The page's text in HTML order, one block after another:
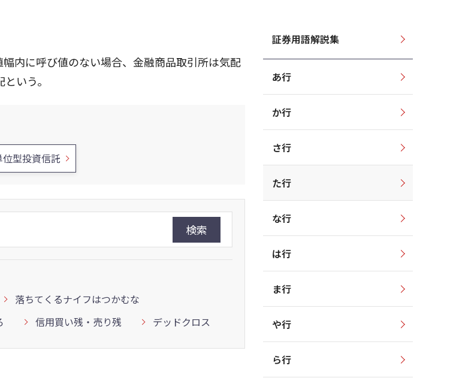
内に呼び値のない場合、金融商品取引所は気配
いう。
位型投資信託
検索
落ちてくるナイフはつかむな
信用買い残・売り残 デッドクロス
証券用語解説集
あ行
か行
さ行
た行
な行
は行
ま行
や行
ら行